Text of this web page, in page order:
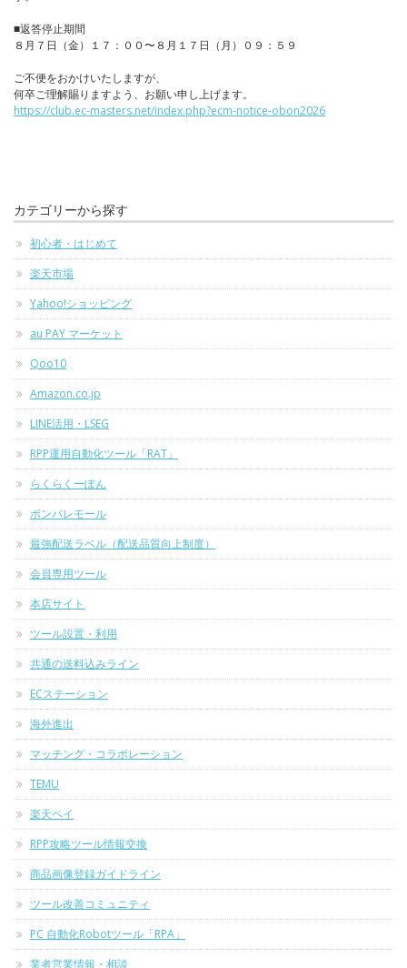
■返答停止期間
８月７日（金）１７：００〜８月１７日（月）０９：５９
ご不便をおかけいたしますが、
何卒ご理解賜りますよう、お願い申し上げます。
https://club.ec-masters.net/index.php?ecm-notice-obon2026
カテゴリーから探す
初心者・はじめて
楽天市場
Yahoo!ショッピング
au PAY マーケット
Qoo10
Amazon.co.jp
LINE活用・LSEG
RPP運用自動化ツール「RAT」
らくらくーぽん
ポンパレモール
最強配送ラベル（配送品質向上制度）
会員専用ツール
本店サイト
ツール設置・利用
共通の送料込みライン
ECステーション
海外進出
マッチング・コラボレーション
TEMU
楽天ペイ
RPP攻略ツール情報交換
商品画像登録ガイドライン
ツール改善コミュニティ
PC 自動化Robotツール「RPA」
業者営業情報・相談